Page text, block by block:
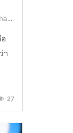
า
ติก
27